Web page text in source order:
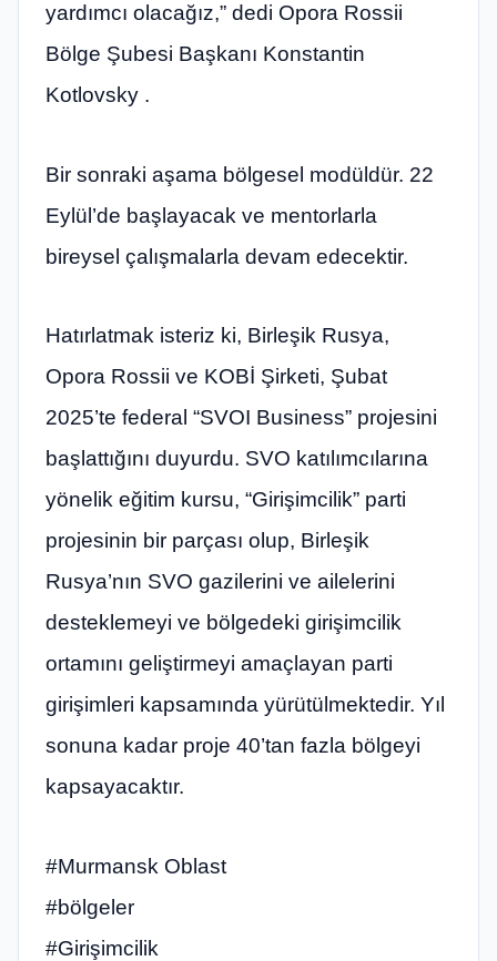
yardımcı olacağız,” dedi Opora Rossii
Bölge Şubesi Başkanı Konstantin
Kotlovsky .
Bir sonraki aşama bölgesel modüldür. 22
Eylül’de başlayacak ve mentorlarla
bireysel çalışmalarla devam edecektir.
Hatırlatmak isteriz ki, Birleşik Rusya,
Opora Rossii ve KOBİ Şirketi, Şubat
2025’te federal “SVOI Business” projesini
başlattığını duyurdu. SVO katılımcılarına
yönelik eğitim kursu, “Girişimcilik” parti
projesinin bir parçası olup, Birleşik
Rusya’nın SVO gazilerini ve ailelerini
desteklemeyi ve bölgedeki girişimcilik
ortamını geliştirmeyi amaçlayan parti
girişimleri kapsamında yürütülmektedir. Yıl
sonuna kadar proje 40’tan fazla bölgeyi
kapsayacaktır.
#Murmansk Oblast
#bölgeler
#Girişimcilik